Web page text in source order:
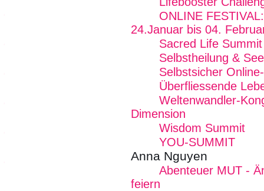
ONLINE
24.Januar bis 04.
Sacred Life Summit
Selbstheilung &
Selbstsicher
Überfliessende
Weltenwandler-
Dimension
Wisdom Summit
YOU-SUMMIT
Anna Nguyen
Abenteuer MUT -
feiern